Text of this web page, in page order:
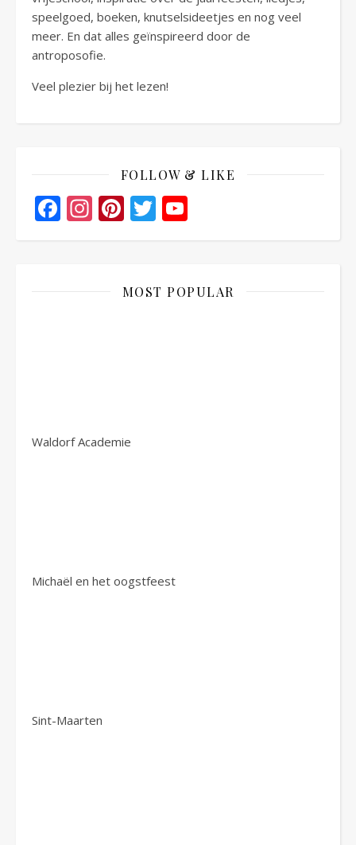
speelgoed, boeken, knutselsideetjes en nog veel
meer. En dat alles geïnspireerd door de
antroposofie.
Veel plezier bij het lezen!
FOLLOW & LIKE
Facebook
Instagram
Pinterest
Twitter
Channel
MOST POPULAR
Waldorf Academie
Michaël en het oogstfeest
Sint-Maarten